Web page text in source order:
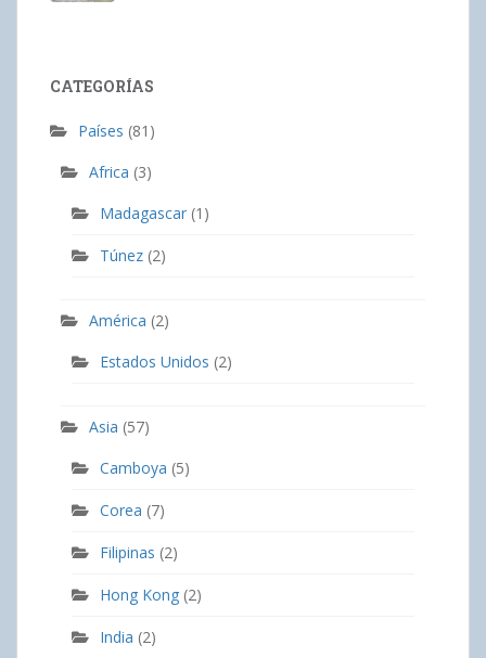
CATEGORÍAS
Países (81)
Africa (3)
Madagascar (1)
Túnez (2)
América (2)
Estados Unidos (2)
Asia (57)
Camboya (5)
Corea (7)
Filipinas (2)
Hong Kong (2)
India (2)